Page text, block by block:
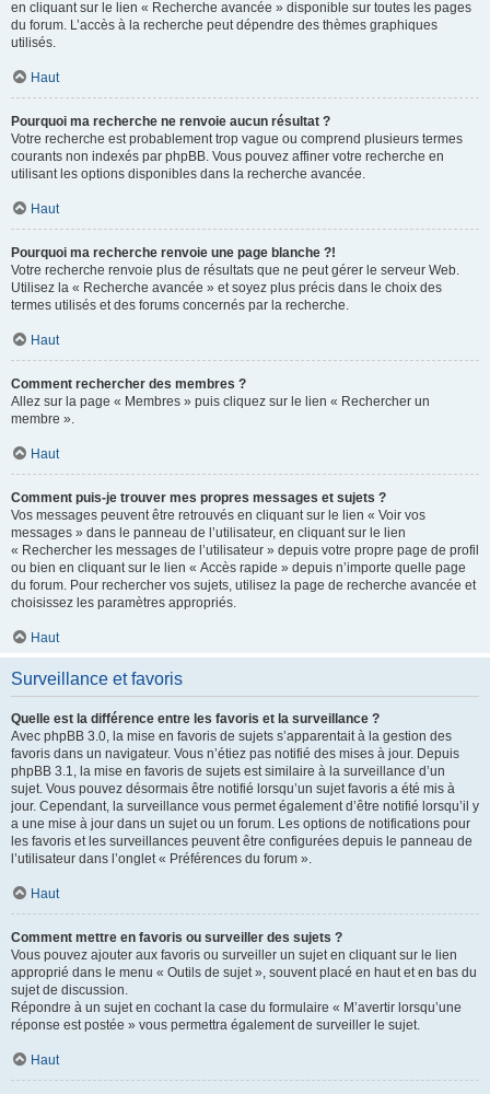
en cliquant sur le lien « Recherche avancée » disponible sur toutes les pages
du forum. L’accès à la recherche peut dépendre des thèmes graphiques
utilisés.
Haut
Pourquoi ma recherche ne renvoie aucun résultat ?
Votre recherche est probablement trop vague ou comprend plusieurs termes
courants non indexés par phpBB. Vous pouvez affiner votre recherche en
utilisant les options disponibles dans la recherche avancée.
Haut
Pourquoi ma recherche renvoie une page blanche ?!
Votre recherche renvoie plus de résultats que ne peut gérer le serveur Web.
Utilisez la « Recherche avancée » et soyez plus précis dans le choix des
termes utilisés et des forums concernés par la recherche.
Haut
Comment rechercher des membres ?
Allez sur la page « Membres » puis cliquez sur le lien « Rechercher un
membre ».
Haut
Comment puis-je trouver mes propres messages et sujets ?
Vos messages peuvent être retrouvés en cliquant sur le lien « Voir vos
messages » dans le panneau de l’utilisateur, en cliquant sur le lien
« Rechercher les messages de l’utilisateur » depuis votre propre page de profil
ou bien en cliquant sur le lien « Accès rapide » depuis n’importe quelle page
du forum. Pour rechercher vos sujets, utilisez la page de recherche avancée et
choisissez les paramètres appropriés.
Haut
Surveillance et favoris
Quelle est la différence entre les favoris et la surveillance ?
Avec phpBB 3.0, la mise en favoris de sujets s’apparentait à la gestion des
favoris dans un navigateur. Vous n’étiez pas notifié des mises à jour. Depuis
phpBB 3.1, la mise en favoris de sujets est similaire à la surveillance d’un
sujet. Vous pouvez désormais être notifié lorsqu’un sujet favoris a été mis à
jour. Cependant, la surveillance vous permet également d’être notifié lorsqu’il y
a une mise à jour dans un sujet ou un forum. Les options de notifications pour
les favoris et les surveillances peuvent être configurées depuis le panneau de
l’utilisateur dans l’onglet « Préférences du forum ».
Haut
Comment mettre en favoris ou surveiller des sujets ?
Vous pouvez ajouter aux favoris ou surveiller un sujet en cliquant sur le lien
approprié dans le menu « Outils de sujet », souvent placé en haut et en bas du
sujet de discussion.
Répondre à un sujet en cochant la case du formulaire « M’avertir lorsqu’une
réponse est postée » vous permettra également de surveiller le sujet.
Haut